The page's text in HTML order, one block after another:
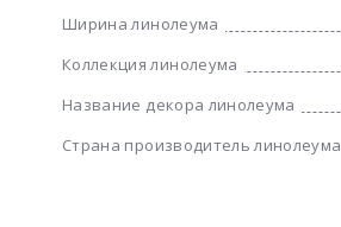
Ширина линолеума
Коллекция линолеума
Название декора линолеума
Страна производитель линолеума